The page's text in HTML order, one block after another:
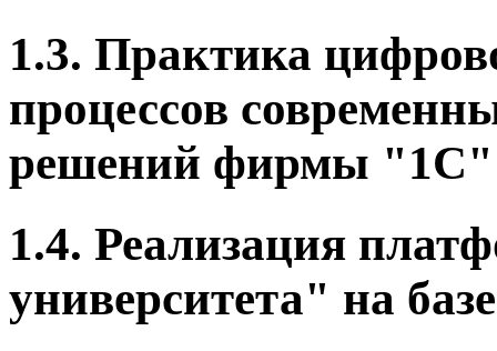
1.3. Практика
процессов
решений фирмы "1С"
1.4. Реализация
университета" на